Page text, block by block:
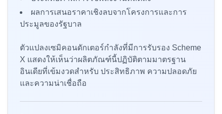
ผลการเสนอราคาเชิงลบจากโครงการและการ
ประมูลของรัฐบาล
ตัวแปลงเซมิคอนดักเตอร์กำลังที่มีการรับรอง Scheme
X แสดงให้เห็นว่าผลิตภัณฑ์นี้ปฏิบัติตามมาตรฐาน
อินเดียที่เข้มงวดสำหรับ ประสิทธิภาพ ความปลอดภัย
และความน่าเชื่อถือ